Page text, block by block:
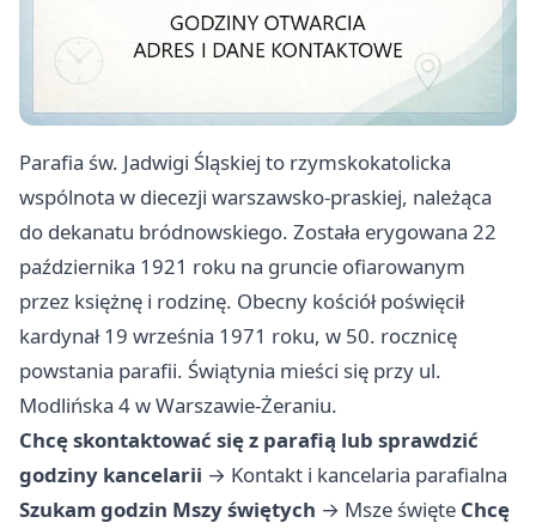
Parafia św. Jadwigi Śląskiej to rzymskokatolicka
wspólnota w diecezji warszawsko-praskiej, należąca
do dekanatu bródnowskiego. Została erygowana 22
października 1921 roku na gruncie ofiarowanym
przez księżnę i rodzinę. Obecny kościół poświęcił
kardynał 19 września 1971 roku, w 50. rocznicę
powstania parafii. Świątynia mieści się przy ul.
Modlińska 4 w Warszawie-Żeraniu.
Chcę skontaktować się z parafią lub sprawdzić
godziny kancelarii → Kontakt i kancelaria parafialna
Szukam godzin Mszy świętych → Msze święte Chcę